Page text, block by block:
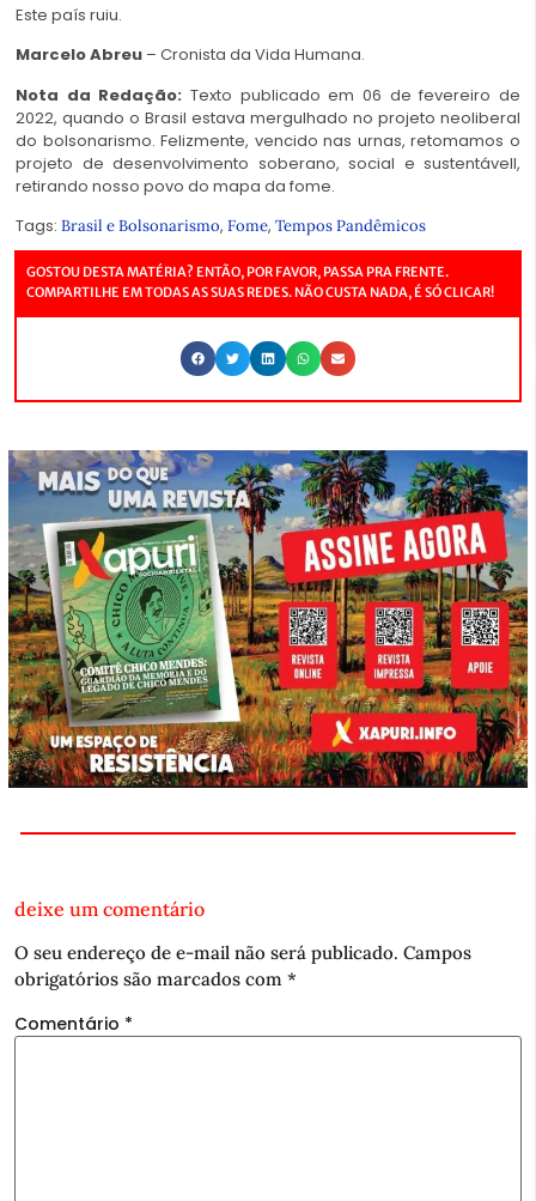
Este país ruiu.
Marcelo Abreu – Cronista da Vida Humana.
Nota da Redação: Texto publicado em 06 de fevereiro de
2022, quando o Brasil estava mergulhado no projeto neoliberal
do bolsonarismo. Felizmente, vencido nas urnas, retomamos o
projeto de desenvolvimento soberano, social e sustentávell,
retirando nosso povo do mapa da fome.
Tags: Brasil e Bolsonarismo, Fome, Tempos Pandêmicos
GOSTOU DESTA MATÉRIA? ENTÃO, POR FAVOR, PASSA PRA FRENTE.
COMPARTILHE EM TODAS AS SUAS REDES. NÃO CUSTA NADA, É SÓ CLICAR!
deixe um comentário
O seu endereço de e-mail não será publicado. Campos
obrigatórios são marcados com *
Comentário *